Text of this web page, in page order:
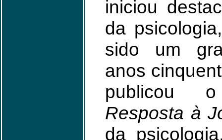
iniciou
da
sido um
anos
publicou
Resposta à
da